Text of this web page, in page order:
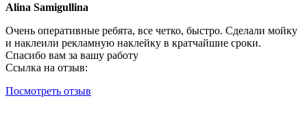
Alina Samigullina
Очень оперативные ребята, все четко, быстро. Сделали мойку
и наклеили рекламную наклейку в кратчайшие сроки.
Спасибо вам за вашу работу
Ссылка на отзыв:
Посмотреть отзыв